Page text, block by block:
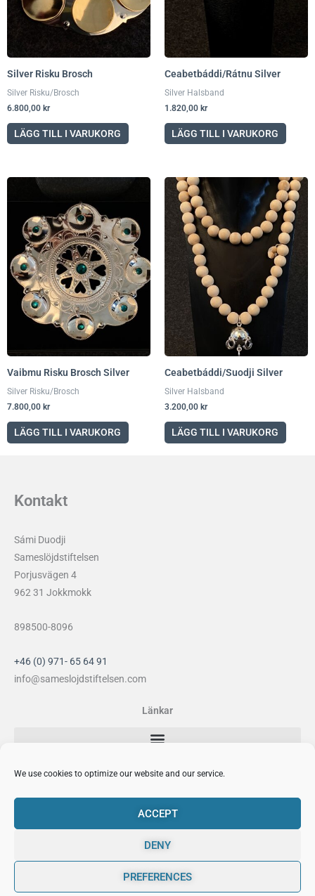
We use cookies to optimize our website and our service.
ACCEPT
DENY
PREFERENCES
Silver Risku Brosch
Silver Risku/Brosch
6.800,00 kr
LÄGG TILL I VARUKORG
Ceabetbáddi/Rátnu Silver
Silver Halsband
1.820,00 kr
LÄGG TILL I VARUKORG
Vaibmu Risku Brosch Silver
Silver Risku/Brosch
7.800,00 kr
LÄGG TILL I VARUKORG
Ceabetbáddi/Suodji Silver
Silver Halsband
3.200,00 kr
LÄGG TILL I VARUKORG
Kontakt
Sámi Duodji
Sameslöjdstiftelsen
Porjusvägen 4
962 31 Jokkmokk
898500-8096
+46 (0) 971- 65 64 91
info@sameslojdstiftelsen.com
Länkar
Sociala medier
F
c
o
I
n
s
a
g
r
Y
o
u
b
e
P
n
r
Sámi Duodji Sameslöjdstiftelsen © 2026